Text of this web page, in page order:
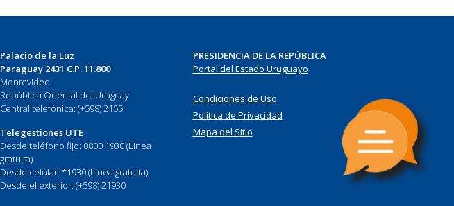
Palacio de la Luz
Paraguay 2431 C.P. 11.800
Montevideo
República Oriental del Uruguay
Central telefónica: (+598) 2155
Telegestiones UTE
Desde teléfono fijo: 0800 1930 (Línea
gratuita)
Desde celular: *1930 (Línea gratuita)
Desde el exterior: (+598) 21930
PRESIDENCIA DE LA REPÚBLICA
Portal del Estado Uruguayo
Condiciones de Uso
Política de Privacidad
Mapa del Sitio